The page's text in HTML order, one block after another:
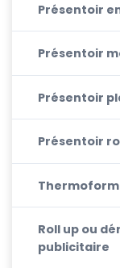
Présentoir
Présentoir
Présentoir
Présentoir
Roll up ou
publicitaire